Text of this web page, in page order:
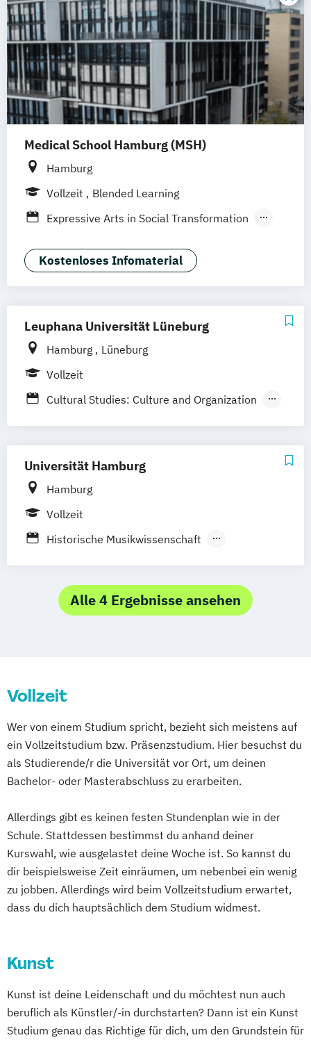
Visuelle Kommunikation B.A. (EN)
Medical School Hamburg (MSH)
Hamburg
Vollzeit
Blended Learning
Expressive Arts in Social Transformation
Kunsttherapie Musiktherapie
Kostenloses Infomaterial
Leuphana Universität Lüneburg
Hamburg
Lüneburg
Vollzeit
Cultural Studies: Culture and Organization
Geschichte
Kulturwissenschaften: Medien und Digitale
Kulturen
Universität Hamburg
Hamburg
Vollzeit
Historische Musikwissenschaft
Kommunikationswissenschaft
Kunstgeschichte Lehramt Musik
Mensch-Computer-Interaktion
Alle 4 Ergebnisse ansehen
Vollzeit
Wer von einem Studium spricht, bezieht sich meistens auf
ein Vollzeitstudium bzw. Präsenzstudium. Hier besuchst du
als Studierende/r die Universität vor Ort, um deinen
Bachelor- oder Masterabschluss zu erarbeiten.
Allerdings gibt es keinen festen Stundenplan wie in der
Schule. Stattdessen bestimmst du anhand deiner
Kurswahl, wie ausgelastet deine Woche ist. So kannst du
dir beispielsweise Zeit einräumen, um nebenbei ein wenig
zu jobben. Allerdings wird beim Vollzeitstudium erwartet,
dass du dich hauptsächlich dem Studium widmest.
Kunst
Kunst ist deine Leidenschaft und du möchtest nun auch
beruflich als Künstler/-in durchstarten? Dann ist ein Kunst
Studium genau das Richtige für dich, um den Grundstein für